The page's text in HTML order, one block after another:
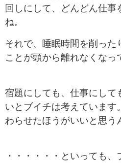
回しにして、どんどん仕事
ね。
それで、睡眠時間を削った
ことが頭から離れなくなっ
宿題にしても、仕事にして
いとブイチは考えています
わらせたほうがいいと思う
・・・・・・といっても